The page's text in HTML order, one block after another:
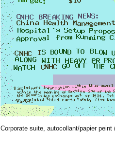
Corporate suite, autocollant/papier